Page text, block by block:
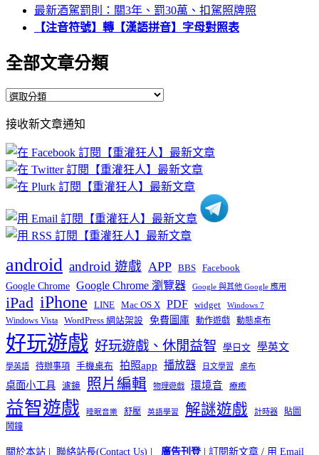
最新酒駕罰則：關3年、罰30萬、扣駕照牌照
【注音符號】轉【漢語拼音】字母對照表
全部文章分類
全
文
章
分
類
接收新文章通知
android android 遊戲 APP BBS Facebook
Google Chrome Google Chrome 瀏覽器 Google 與其他 Google 應用
iPad iPhone LINE Mac OS X PDF widget Windows 7
Windows Vista WordPress 網站架設 免費圖庫 動作遊戲 動態桌布
好玩遊戲 好玩遊戲、休閒益智 學日文 學英文
學英語 待辦事項 手機桌布 拍照app 播放器 日文學習 桌布
桌面小工具 濾鏡 照片編輯 物理遊戲 環境音 療癒
益智遊戲 睡眠音樂 舒壓 英語學習 解謎遊戲 計時器
貼圖
鬧鐘
關於本站 | 聯絡站長(Contact Us) | 廣告刊登| 訂閱新文章 / 用 Email